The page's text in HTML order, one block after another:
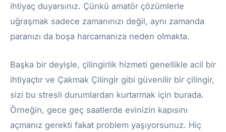
ihtiyaç duyarsınız. Çünkü amatör çözümlerle
uğraşmak sadece zamanınızı değil, aynı zamanda
paranızı da boşa harcamanıza neden olmakta.
Başka bir deyişle, çilingirlik hizmeti genellikle acil bir
ihtiyaçtır ve Çakmak Çilingir gibi güvenilir bir çilingir,
sizi bu stresli durumlardan kurtarmak için burada.
Örneğin, gece geç saatlerde evinizin kapısını
açmanız gerekti fakat problem yaşıyorsunuz. Hiç